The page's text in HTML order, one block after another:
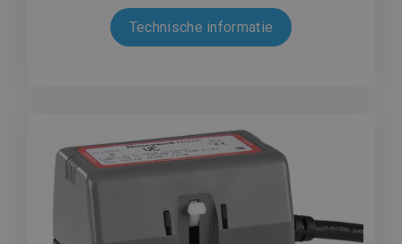
Technische informatie